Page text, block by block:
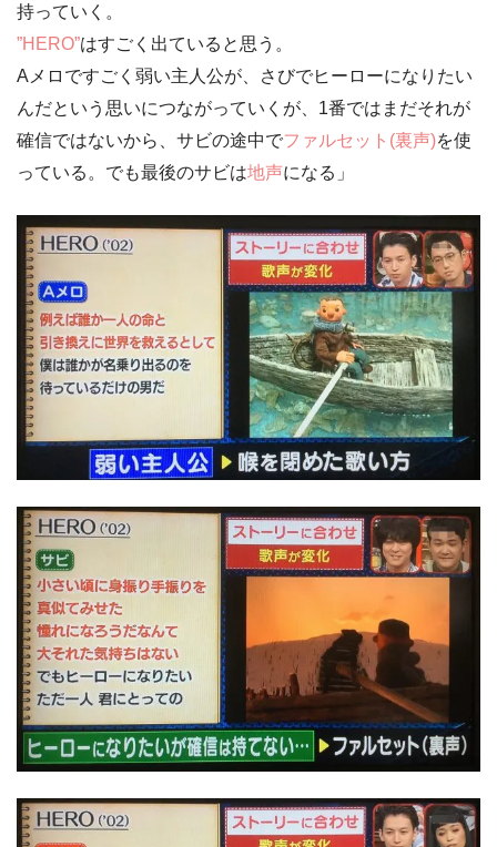
持っていく。
”HERO”はすごく出ていると思う。
Aメロですごく弱い主人公が、さびでヒーローになりたい
んだという思いにつながっていくが、1番ではまだそれが
確信ではないから、サビの途中でファルセット(裏声)を使
っている。でも最後のサビは地声になる」